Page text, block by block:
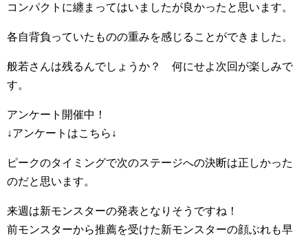
コンパクトに纏まってはいましたが良かったと思います。
各自背負っていたものの重みを感じることができました。
般若さんは残るんでしょうか？ 何にせよ次回が楽しみで
す。
アンケート開催中！
↓アンケートはこちら↓
ピークのタイミングで次のステージへの決断は正しかった
のだと思います。
来週は新モンスターの発表となりそうですね！
前モンスターから推薦を受けた新モンスターの顔ぶれも早